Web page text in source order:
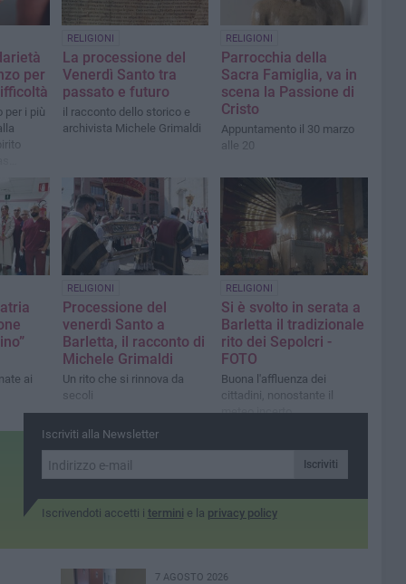
per
per i più
RELIGIONI
La processione del
Venerdì Santo tra
passato e futuro
il racconto dello storico e
archivista Michele Grimaldi
RELIGIONI
Parrocchia della
Sacra Famiglia, va in
scena la Passione di
Cristo
Appuntamento il 30 marzo
alle 20
ai
RELIGIONI
Processione del
venerdì Santo a
Barletta, il racconto di
Michele Grimaldi
Un rito che si rinnova da
secoli
RELIGIONI
Si è svolto in serata a
Barletta il tradizionale
rito dei Sepolcri -
FOTO
Buona l'affluenza dei
cittadini, nonostante il
meteo incerto
Iscriviti alla Newsletter
Iscriviti
Iscrivendoti accetti i termini e la privacy policy
7 AGOSTO 2026